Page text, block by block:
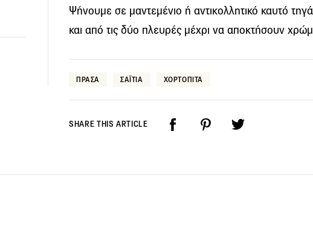
Ψήνουμε σε μαντεμένιο ή αντικολλητικό καυτό
και από τις δύο πλευρές μέχρι να αποκτήσουν
ΠΡΑΣΑ ΣΑΪΤΙΑ ΧΟΡΤΟΠΙΤΑ
SHARE THIS ARTICLE